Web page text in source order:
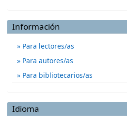
Información
Para lectores/as
Para autores/as
Para bibliotecarios/as
Idioma